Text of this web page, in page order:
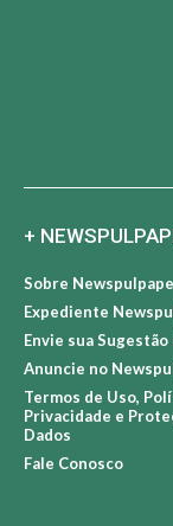
+
Sobre
Expediente
Envie sua Sugestão
Anuncie no
Termos de Uso,
Privacidade e
Dados
Fale Conosco